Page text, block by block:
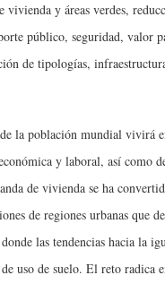
y áreas verdes,
público, seguridad, valor
de tipologías,
la población mundial vivirá
y laboral, así como
de vivienda se ha
de regiones urbanas que
las tendencias hacia la
uso de suelo. El reto radica